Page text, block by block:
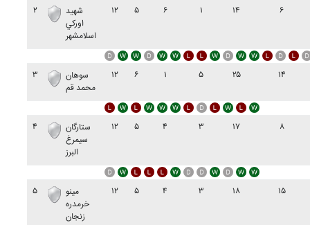
۲
شهيد
اورکي
اسلامشهر
۱۲ ۵ ۶ ۱ ۱۴ ۶
۳
سوهان
محمد قم
۱۲ ۶ ۱ ۵ ۲۵ ۱۴
۴
ستارگان
سيمرغ
البرز
۱۲ ۵ ۴ ۳ ۱۷ ۸
۵
مينو
خرمدره
زنجان
۱۲ ۵ ۴ ۳ ۱۸ ۱۵